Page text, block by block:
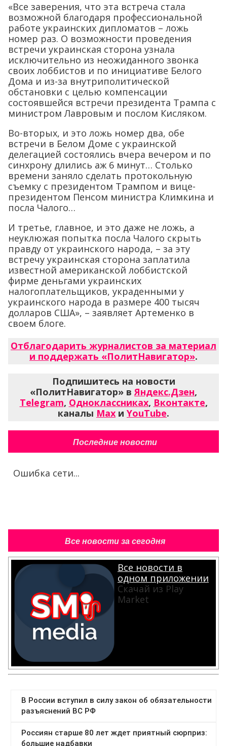
«Все заверения, что эта встреча стала
возможной благодаря профессиональной
работе украинских дипломатов – ложь
номер раз. О возможности проведения
встречи украинская сторона узнала
исключительно из неожиданного звонка
своих лоббистов и по инициативе Белого
Дома и из-за внутриполитической
обстановки с целью компенсации
состоявшейся встречи президента Трампа с
министром Лавровым и послом Кисляком.
Во-вторых, и это ложь номер два, обе
встречи в Белом Доме с украинской
делегацией состоялись вчера вечером и по
синхрону длились аж 6 минут… Столько
времени заняло сделать протокольную
съемку с президентом Трампом и вице-
президентом Пенсом министра Климкина и
посла Чалого…
И третье, главное, и это даже не ложь, а
неуклюжая попытка посла Чалого скрыть
правду от украинского народа, – за эту
встречу украинская сторона заплатила
известной американской лоббистской
фирме деньгами украинских
налогоплательщиков, украденными у
украинского народа в размере 400 тысяч
долларов США», – заявляет Артеменко в
своем блоге.
Отблагодарить журналистов за материал
и поддержать «ПолитНавигатор».
Подпишитесь на новости
«ПолитНавигатор» вЯндекс.Дзен,
Telegram, Одноклассниках, Вконтакте,
каналы Max и YouTube.
Последние новости
Ошибка сети...
Все новости за сегодня
Все новости в
одном приложении
Скачай из Play
Market